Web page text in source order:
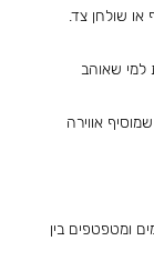
או שולחן צד.
למי שאוהב
אווירה
ומטפטפים בין